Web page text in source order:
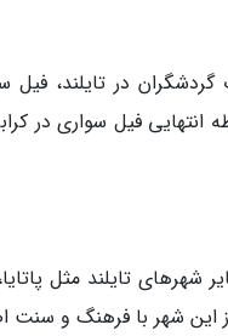
گردشگران در تایلند،
فیل سواری در
شهرهای تایلند مثل
از این شهر با فرهنگ و